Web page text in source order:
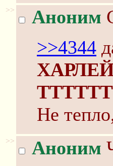
>> Аноним
>>4344
Не
>> Аноним